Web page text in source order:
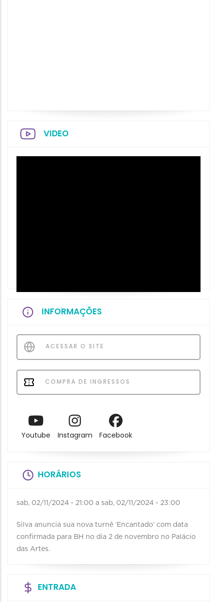
VIDEO
INFORMAÇÕES
ACESSAR O SITE
COMPRA DE INGRESSOS
Youtube Instagram Facebook
HORÁRIOS
sab, 02/11/2024 - 21:00 a sab, 02/11/2024 - 23:00
Silva anuncia sua nova turnê ‘Encantado’ com data
confirmada para BH no dia 2 de novembro no Palácio
das Artes.
ENTRADA